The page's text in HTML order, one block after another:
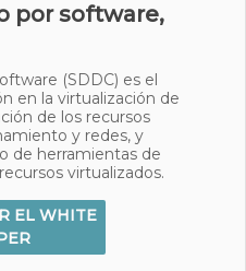
por software,
(SDDC) es el
en la virtualización de
de los recursos
y redes, y
de herramientas de
virtualizados.
EL WHITE